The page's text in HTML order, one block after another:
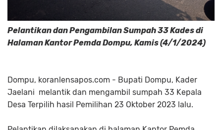
Pelantikan dan Pengambilan Sumpah 33 Kades di
Halaman Kantor Pemda Dompu, Kamis (4/1/2024)
Dompu, koranlensapos.com - Bupati Dompu, Kader
Jaelani melantik dan mengambil sumpah 33 Kepala
Desa Terpilih hasil Pemilihan 23 Oktober 2023 lalu.